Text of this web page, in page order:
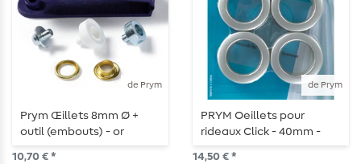
de Prym
Prym Œillets 8mm Ø +
outil (embouts) - or
10,70 € *
de Prym
PRYM Oeillets pour
rideaux Click - 40mm -
argent mat
14,50 € *